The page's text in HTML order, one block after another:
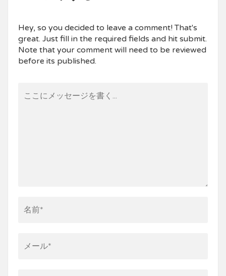
Hey, so you decided to leave a comment! That's
great. Just fill in the required fields and hit submit.
Note that your comment will need to be reviewed
before its published.